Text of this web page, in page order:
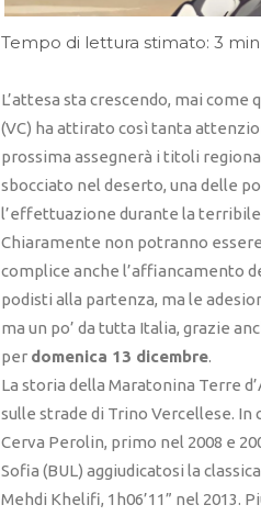
Tempo di lettura stimato: 3
L’attesa sta crescendo, mai come
(VC) ha attirato così tanta
prossima assegnerà i titoli
sbocciato nel deserto, una delle
l’effettuazione durante la
Chiaramente non potranno
complice anche l’affiancamento
podisti alla partenza, ma le
ma un po’ da tutta Italia, grazie
per domenica 13 dicembre.
La storia della Maratonina Terre
sulle strade di Trino Vercellese.
Cerva Perolin, primo nel 2008 e
Sofia (BUL) aggiudicatosi la
Mehdi Khelifi, 1h06’11” nel 2013.